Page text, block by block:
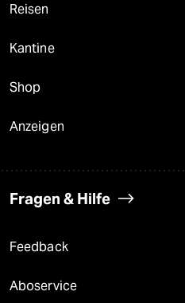
Reisen
Kantine
Shop
Anzeigen
Fragen & Hilfe
Feedback
Aboservice